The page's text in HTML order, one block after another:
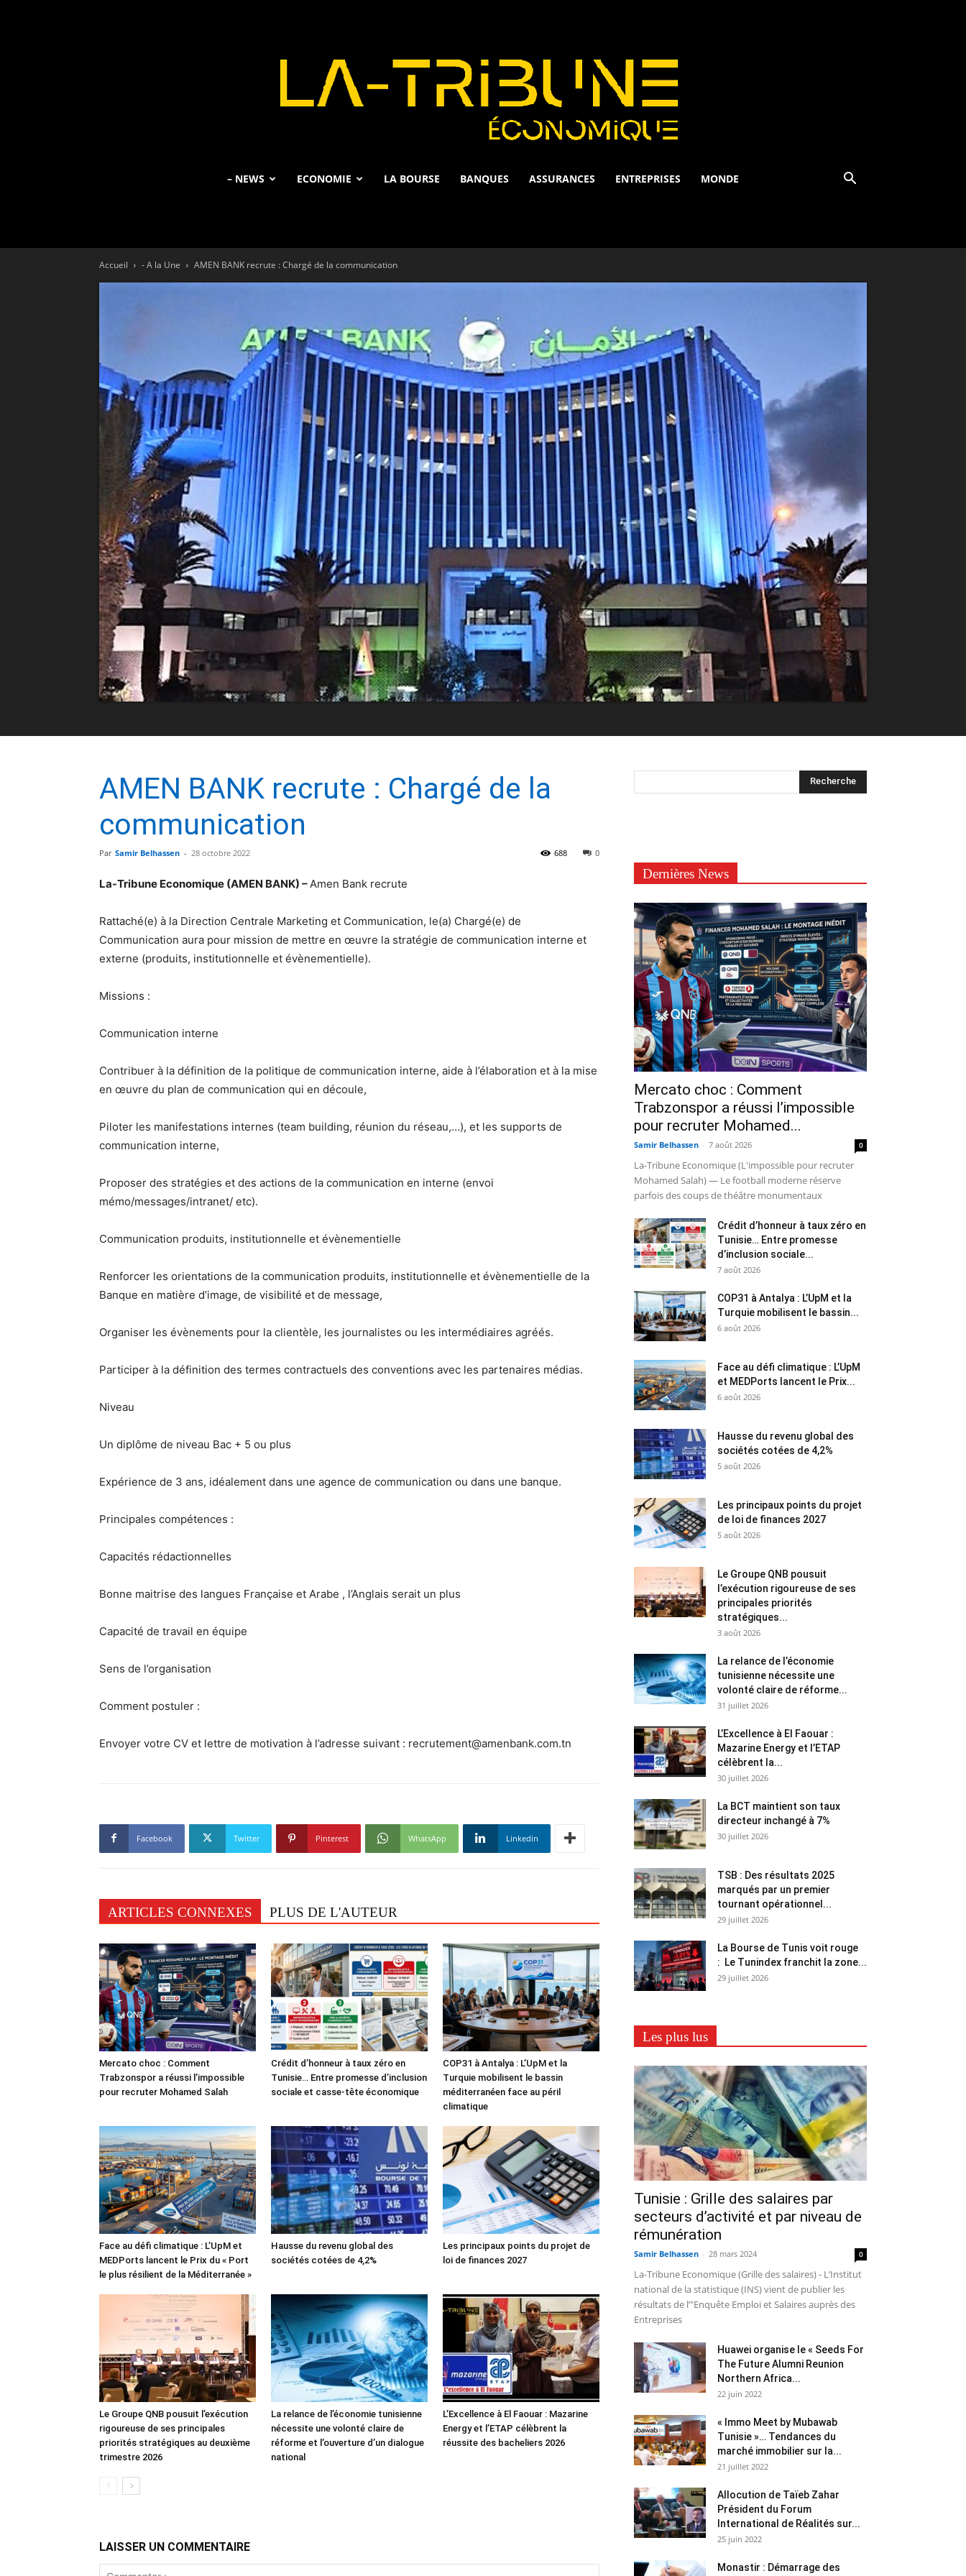
Economique
– NEWS ECONOMIE LA BOURSE BANQUES ASSURANCES ENTREPRISES MONDE
Accueil - A la Une AMEN BANK recrute : Chargé de la communication
AMEN BANK recrute : Chargé de la
communication
Par Samir Belhassen - 28 octobre 2022 0
688
La-Tribune Economique (AMEN BANK) – Amen Bank recrute
Rattaché(e) à la Direction Centrale Marketing et Communication, le(a) Chargé(e) de
Communication aura pour mission de mettre en œuvre la stratégie de communication interne et
externe (produits, institutionnelle et évènementielle).
Missions :
Communication interne
Contribuer à la définition de la politique de communication interne, aide à l’élaboration et à la mise
en œuvre du plan de communication qui en découle,
Piloter les manifestations internes (team building, réunion du réseau,…), et les supports de
communication interne,
Proposer des stratégies et des actions de la communication en interne (envoi
mémo/messages/intranet/ etc).
Communication produits, institutionnelle et évènementielle
Renforcer les orientations de la communication produits, institutionnelle et évènementielle de la
Banque en matière d’image, de visibilité et de message,
Organiser les évènements pour la clientèle, les journalistes ou les intermédiaires agréés.
Participer à la définition des termes contractuels des conventions avec les partenaires médias.
Niveau
Un diplôme de niveau Bac + 5 ou plus
Expérience de 3 ans, idéalement dans une agence de communication ou dans une banque.
Principales compétences :
Capacités rédactionnelles
Bonne maitrise des langues Française et Arabe , l’Anglais serait un plus
Capacité de travail en équipe
Sens de l’organisation
Comment postuler :
Envoyer votre CV et lettre de motivation à l’adresse suivant : recrutement@amenbank.com.tn
Facebook Twitter Pinterest WhatsApp Linkedin
ARTICLES CONNEXES PLUS DE L'AUTEUR
Mercato choc : Comment
Trabzonspor a réussi l’impossible
pour recruter Mohamed Salah
Crédit d’honneur à taux zéro en
Tunisie… Entre promesse d’inclusion
sociale et casse-tête économique
COP31 à Antalya : L’UpM et la
Turquie mobilisent le bassin
méditerranéen face au péril
climatique
Face au défi climatique : L’UpM et
MEDPorts lancent le Prix du « Port
le plus résilient de la Méditerranée »
Hausse du revenu global des
sociétés cotées de 4,2%
Les principaux points du projet de
loi de finances 2027
Le Groupe QNB pousuit l’exécution
rigoureuse de ses principales
priorités stratégiques au deuxième
trimestre 2026
La relance de l’économie tunisienne
nécessite une volonté claire de
réforme et l’ouverture d’un dialogue
national
L’Excellence à El Faouar : Mazarine
Energy et l’ETAP célèbrent la
réussite des bacheliers 2026
LAISSER UN COMMENTAIRE
Dernières News
Mercato choc : Comment
Trabzonspor a réussi l’impossible
pour recruter Mohamed...
Samir Belhassen - 7 août 2026 0
La-Tribune Economique (L'impossible pour recruter
Mohamed Salah) — Le football moderne réserve
parfois des coups de théâtre monumentaux
Crédit d’honneur à taux zéro en
Tunisie… Entre promesse
d’inclusion sociale...
7 août 2026
COP31 à Antalya : L’UpM et la
Turquie mobilisent le bassin...
6 août 2026
Face au défi climatique : L’UpM
et MEDPorts lancent le Prix...
6 août 2026
Hausse du revenu global des
sociétés cotées de 4,2%
5 août 2026
Les principaux points du projet
de loi de finances 2027
5 août 2026
Le Groupe QNB pousuit
l’exécution rigoureuse de ses
principales priorités
stratégiques...
3 août 2026
La relance de l’économie
tunisienne nécessite une
volonté claire de réforme...
31 juillet 2026
L’Excellence à El Faouar :
Mazarine Energy et l’ETAP
célèbrent la...
30 juillet 2026
La BCT maintient son taux
directeur inchangé à 7%
30 juillet 2026
TSB : Des résultats 2025
marqués par un premier
tournant opérationnel...
29 juillet 2026
La Bourse de Tunis voit rouge
: Le Tunindex franchit la zone...
29 juillet 2026
Les plus lus
Tunisie : Grille des salaires par
secteurs d’activité et par niveau de
rémunération
Samir Belhassen - 28 mars 2024 0
La-Tribune Economique (Grille des salaires) - L’Institut
national de la statistique (INS) vient de publier les
résultats de l’"Enquête Emploi et Salaires auprès des
Entreprises
Huawei organise le « Seeds For
The Future Alumni Reunion
Northern Africa...
22 juin 2022
« Immo Meet by Mubawab
Tunisie »… Tendances du
marché immobilier sur la...
21 juillet 2022
Allocution de Taïeb Zahar
Président du Forum
International de Réalités sur...
25 juin 2022
Monastir : Démarrage des